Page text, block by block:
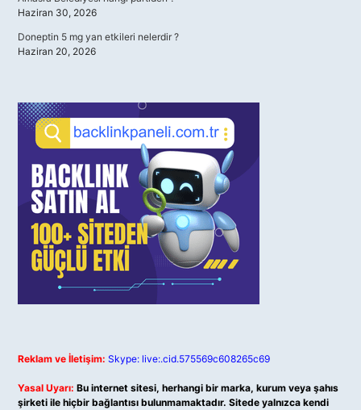
Haziran 30, 2026
Doneptin 5 mg yan etkileri nelerdir ?
Haziran 20, 2026
Reklam ve İletişim: Skype: live:.cid.575569c608265c69
Yasal Uyarı: Bu internet sitesi, herhangi bir marka, kurum veya şahıs
şirketi ile hiçbir bağlantısı bulunmamaktadır. Sitede yalnızca kendi